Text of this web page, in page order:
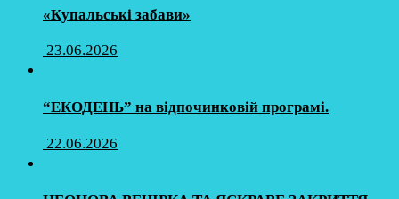
«Купальські забави»
23.06.2026
“ЕКОДЕНЬ” на відпочинковій програмі.
22.06.2026